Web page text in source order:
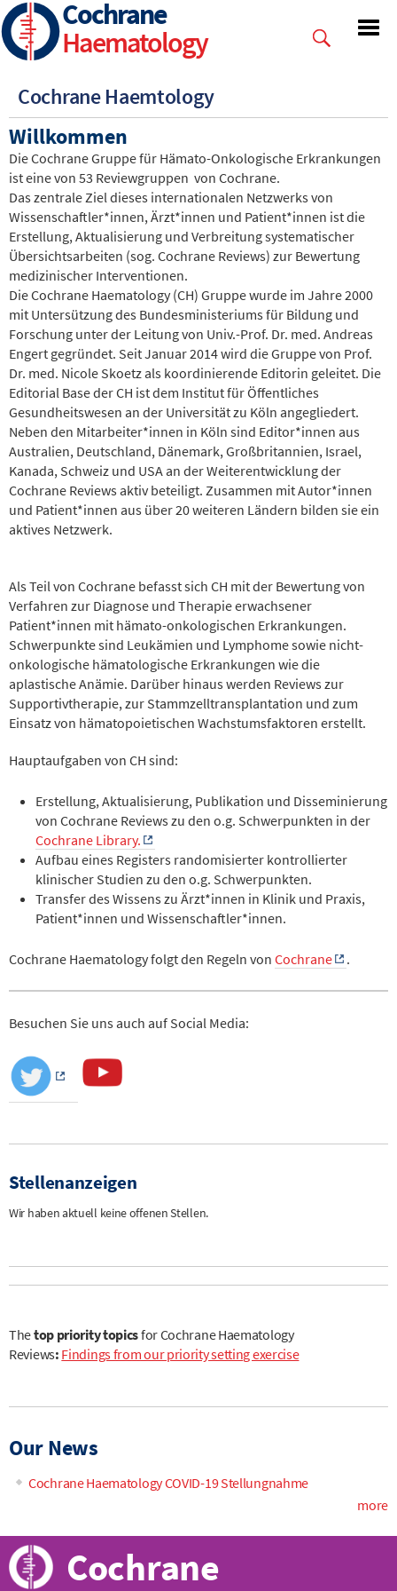
Skip
to
main
Cochrane
Haematology
Cochrane Haemtology
Willkommen
Die Cochrane Gruppe für Hämato-Onkologische Erkrankungen
ist eine von 53 Reviewgruppen von Cochrane.
Das zentrale Ziel dieses internationalen Netzwerks von
Wissenschaftler*innen, Ärzt*innen und Patient*innen ist die
Erstellung, Aktualisierung und Verbreitung systematischer
Übersichtsarbeiten (sog. Cochrane Reviews) zur Bewertung
medizinischer Interventionen.
Die Cochrane Haematology (CH) Gruppe wurde im Jahre 2000
mit Untersützung des Bundesministeriums für Bildung und
Forschung unter der Leitung von Univ.-Prof. Dr. med. Andreas
Engert gegründet. Seit Januar 2014 wird die Gruppe von Prof.
Dr. med. Nicole Skoetz als koordinierende Editorin geleitet. Die
Editorial Base der CH ist dem Institut für Öffentliches
Gesundheitswesen an der Universität zu Köln angegliedert.
Neben den Mitarbeiter*innen in Köln sind Editor*innen aus
Australien, Deutschland, Dänemark, Großbritannien, Israel,
Kanada, Schweiz und USA an der Weiterentwicklung der
Cochrane Reviews aktiv beteiligt. Zusammen mit Autor*innen
und Patient*innen aus über 20 weiteren Ländern bilden sie ein
aktives Netzwerk.
Als Teil von Cochrane befasst sich CH mit der Bewertung von
Verfahren zur Diagnose und Therapie erwachsener
Patient*innen mit hämato-onkologischen Erkrankungen.
Schwerpunkte sind Leukämien und Lymphome sowie nicht-
onkologische hämatologische Erkrankungen wie die
aplastische Anämie. Darüber hinaus werden Reviews zur
Supportivtherapie, zur Stammzelltransplantation und zum
Einsatz von hämatopoietischen Wachstumsfaktoren erstellt.
Hauptaufgaben von CH sind:
Erstellung, Aktualisierung, Publikation und Disseminierung
von Cochrane Reviews zu den o.g. Schwerpunkten in der
Cochrane Library.
Aufbau eines Registers randomisierter kontrollierter
klinischer Studien zu den o.g. Schwerpunkten.
Transfer des Wissens zu Ärzt*innen in Klinik und Praxis,
Patient*innen und Wissenschaftler*innen.
Cochrane Haematology folgt den Regeln von Cochrane .
Besuchen Sie uns auch auf Social Media:
Stellenanzeigen
Wir haben aktuell keine offenen Stellen.
Thetop priority topicsfor Cochrane Haematology
Reviews: Findings from our priority setting exercise
Our News
Cochrane Haematology COVID-19 Stellungnahme
more
Cochrane